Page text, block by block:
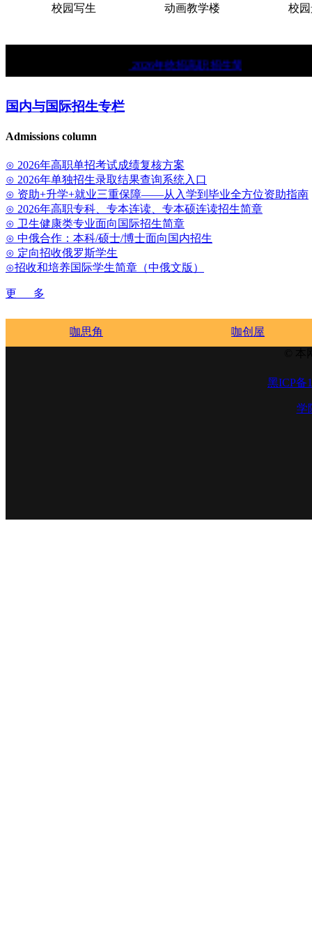
校园写生 动画教学楼 校园
2026年统招高职招生简章。
国内与国际招生专栏
Admissions column
⊙ 2026年高职单招考试成绩复核方案
⊙ 2026年单独招生录取结果查询系统入口
⊙ 资助+升学+就业三重保障——从入学到毕业全方位资助指南
⊙ 2026年高职专科、专本连读、专本硕连读招生简章
⊙ 卫生健康类专业面向国际招生简章
⊙ 中俄合作：本科/硕士/博士面向国内招生
⊙ 定向招收俄罗斯学生
⊙招收和培养国际学生简章（中俄文版）
更 多
咖思角
咖创屋
黑ICP备
学